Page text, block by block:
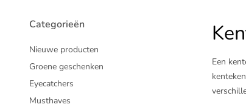
Categorieën
Nieuwe producten
Groene geschenken
Eyecatchers
Musthaves
Een